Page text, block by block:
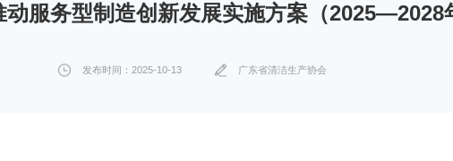
动服务型制造创新发展实施方案（2025—2028
发布时间：2025-10-13 广东省清洁生产协会